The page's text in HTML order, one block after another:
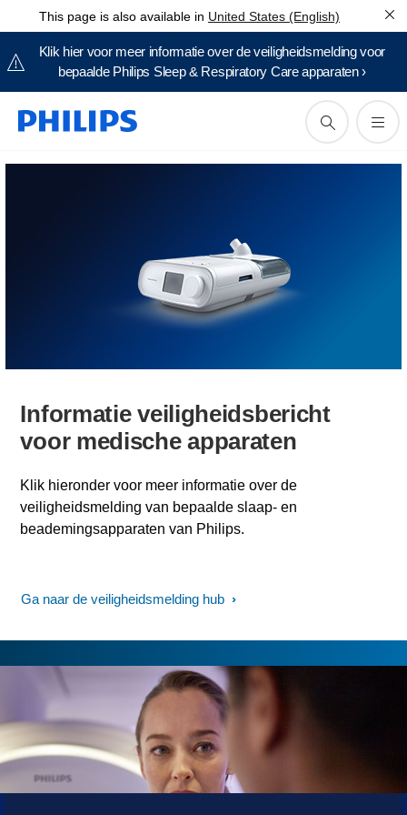
This page is also available in United States (English)
Klik hier voor meer informatie over de veiligheidsmelding voor
bepaalde Philips Sleep & Respiratory Care apparaten ›
Informatie veiligheidsbericht
voor medische apparaten
Klik hieronder voor meer informatie over de
veiligheidsmelding van bepaalde slaap- en
beademingsapparaten van Philips.
Ga naar de veiligheidsmelding hub